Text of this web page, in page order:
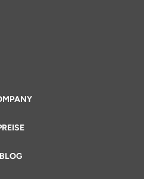
BLOG